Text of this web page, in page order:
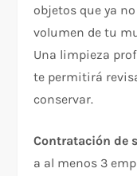
objetos que ya
volumen de tu
Una limpieza
te permitirá
conservar.​
Contratación de
a al menos 3